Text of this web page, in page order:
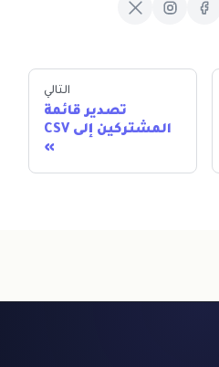
التالي
تصدير قائمة
المشتركين إلى CSV